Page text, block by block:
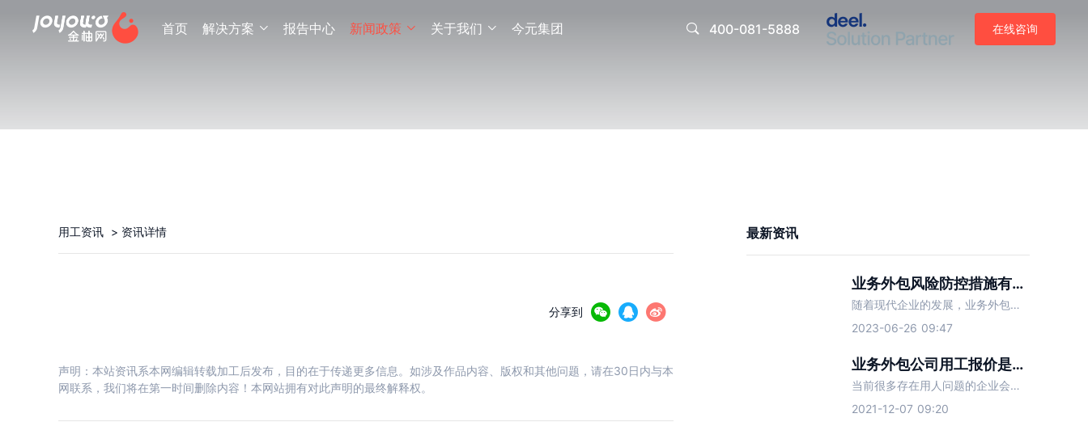
首页 解决方案  报告中心 新闻政策  关于我们  今元集团  400-081-5888 在线咨询
用工资讯 > 资讯详情
分享到   
声明：本站资讯系本网编辑转载加工后发布，目的在于传递更多信息。如涉及作品内容、版权和其他问题，请在30日内与本
网联系，我们将在第一时间删除内容！本网站拥有对此声明的最终解释权。
最新资讯
业务外包风险防控措施有哪些？
随着现代企业的发展，业务外包渐渐成为了越来越多企业降低成本、提高效率的重要手段。然而，业务外包虽然给企业带来了不小的好处，但其也存在着一定的风险，如果不加以防范，可能会给企业带来不良影响。因此，企业在
2023-06-26 09:47
业务外包公司用工报价是多少？
当前很多存在用人问题的企业会采取业务外包的形式，这样能有效缓解用人难题，还可以帮企业节省不少的人力物力，当然找业务外包公司合作就会产生相应费用，这也是很多企业们比较关心的事。
2021-12-07 09:20